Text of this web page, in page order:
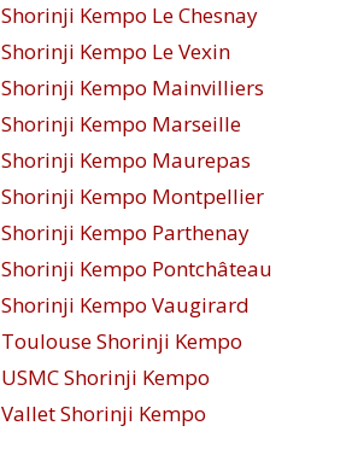
Shorinji Kempo Le Chesnay
Shorinji Kempo Le Vexin
Shorinji Kempo Mainvilliers
Shorinji Kempo Marseille
Shorinji Kempo Maurepas
Shorinji Kempo Montpellier
Shorinji Kempo Parthenay
Shorinji Kempo Pontchâteau
Shorinji Kempo Vaugirard
Toulouse Shorinji Kempo
USMC Shorinji Kempo
Vallet Shorinji Kempo